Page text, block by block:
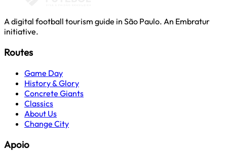
A digital football tourism guide in São Paulo. An Embratur
initiative.
Routes
Game Day
History & Glory
Concrete Giants
Classics
About Us
Change City
Apoio